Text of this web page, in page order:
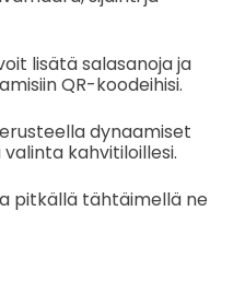
lisätä salasanoja ja
QR-koodeihisi.
dynaamiset
kahvitiloillesi.
pitkällä tähtäimellä ne